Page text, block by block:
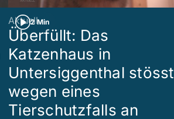
2 Min
Aktuell
Überfüllt: Das
Katzenhaus in
Untersiggenthal stösst
wegen eines
Tierschutzfalls an